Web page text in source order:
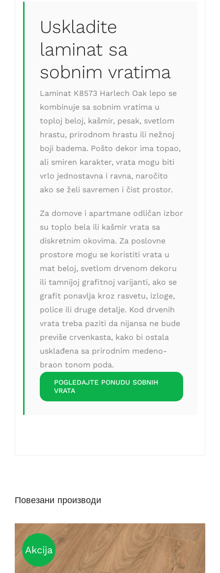
Uskladite
laminat sa
sobnim vratima
Laminat K8573 Harlech Oak lepo se
kombinuje sa sobnim vratima u
toploj beloj, kašmir, pesak, svetlom
hrastu, prirodnom hrastu ili nežnoj
boji badema. Pošto dekor ima topao,
ali smiren karakter, vrata mogu biti
vrlo jednostavna i ravna, naročito
ako se želi savremen i čist prostor.
Za domove i apartmane odličan izbor
su toplo bela ili kašmir vrata sa
diskretnim okovima. Za poslovne
prostore mogu se koristiti vrata u
mat beloj, svetlom drvenom dekoru
ili tamnijoj grafitnoj varijanti, ako se
grafit ponavlja kroz rasvetu, izloge,
police ili druge detalje. Kod drvenih
vrata treba paziti da nijansa ne bude
previše crvenkasta, kako bi ostala
usklađena sa prirodnim medeno-
braon tonom poda.
POGLEDAJTE PONUDU SOBNIH
VRATA
Повезани производи
Akcija